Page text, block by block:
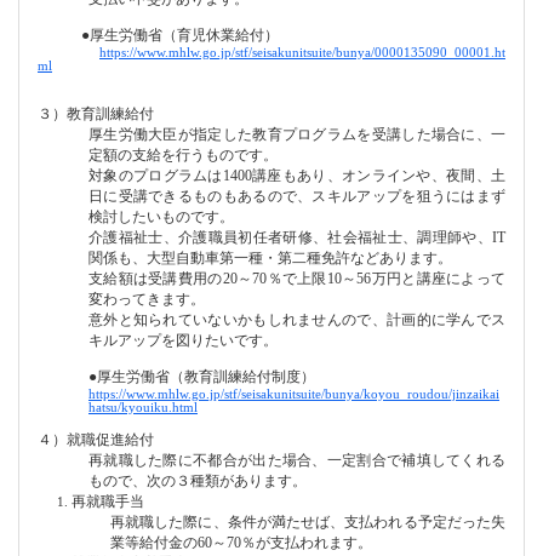
●厚生労働省（育児休業給付）
https://www.mhlw.go.jp/stf/seisakunitsuite/bunya/0000135090_00001.ht
ml
３）教育訓練給付
厚生労働大臣が指定した教育プログラムを受講した場合に、一
定額の支給を行うものです。
対象のプログラムは 1400講座もあり、オンラインや、夜間、土
日に受講できるものもあるので、スキルアップを狙うにはまず
検討したいものです。
介護福祉士、介護職員初任者研修、社会福祉士、調理師や、 IT
関係も、大型自動車第一種 ・第二種免許などあります。
支給額は受講費用の20～70 ％で上限 10～56万円と講座によって
変わってきます。
意外と知られていないかもしれませんので、計画的に学んでス
キルアップを図りたいです。
●厚生労働省（教育訓練給付制度）
https://www.mhlw.go.jp/stf/seisakunitsuite/bunya/koyou_roudou/jinzaikai
hatsu/kyouiku.html
４）就職促進給付
再就職した際に不都合が出た場合、一定割合で補填してくれる
もので、次の３種類があります。
再就職手当
再就職した際に、条件が満たせば、支払われる予定だった失
業等給付金の60～70％が支払われます。